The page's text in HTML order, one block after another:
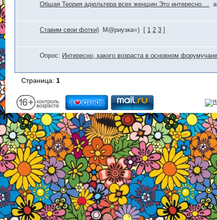
Общая Теория адюльтера всех женщин.Это интересно....
Ставим свои фотки) М@риузка=) [ 1 2 3 ]
Опрос: Интересно, какого возраста в основном
Страница: 1